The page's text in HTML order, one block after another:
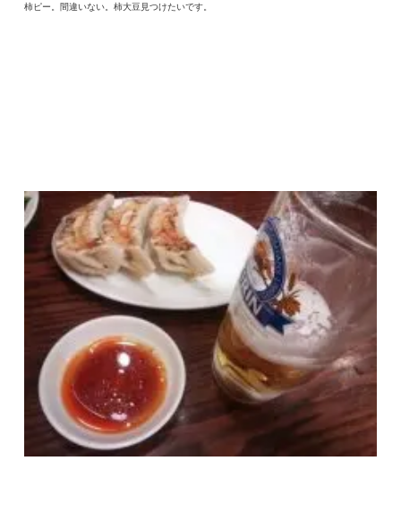
柿ピー。間違いない。柿大豆見つけたいです。